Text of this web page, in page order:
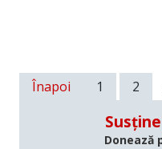
Înapoi 1 2
Donează